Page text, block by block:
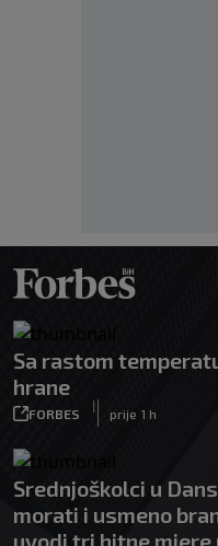
Sa rastom
hrane
FORBES
|
prije 1 h
Srednjoškolci u
morati i usmeno
uvodi tri hitne